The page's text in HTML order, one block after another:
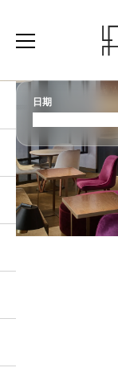
日期